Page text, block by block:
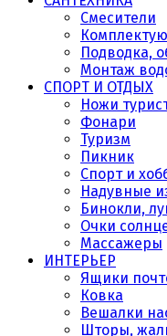
Смесители
Подводка,
Монтаж
СПОРТ И ОТДЫХ
Ножи
Фонари
Туризм
Пикник
Спорт и
Надувные
Бинокли,
Очки
Массажеры
ИНТЕРЬЕР
Ящики
Ковка
Вешалки
Шторы,